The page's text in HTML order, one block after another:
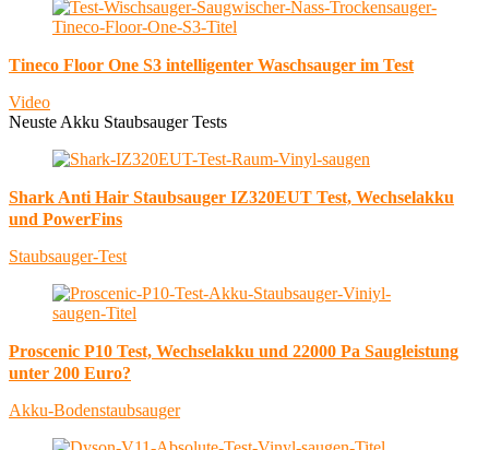
Tineco Floor One S3 intelligenter Waschsauger im Test
Video
Neuste Akku Staubsauger Tests
Shark Anti Hair Staubsauger IZ320EUT Test, Wechselakku
und PowerFins
Staubsauger-Test
Proscenic P10 Test, Wechselakku und 22000 Pa Saugleistung
unter 200 Euro?
Akku-Bodenstaubsauger